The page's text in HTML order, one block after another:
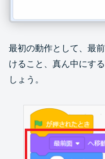
最初の動作として、最
けること、真ん中にす
しょう。